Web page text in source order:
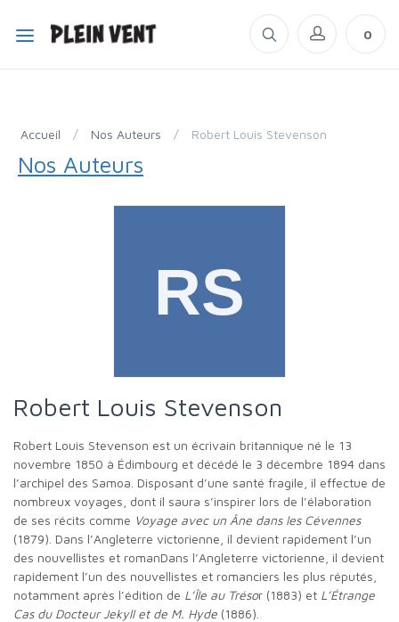
0
Accueil / Nos Auteurs / Robert Louis Stevenson
Nos Auteurs
Robert Louis Stevenson
Robert Louis Stevenson est un écrivain britannique né le 13
novembre 1850 à Édimbourg et décédé le 3 décembre 1894 dans
l’archipel des Samoa. Disposant d’une santé fragile, il effectue de
nombreux voyages, dont il saura s’inspirer lors de l’élaboration
de ses récits comme Voyage avec un Âne dans les Cévennes
(1879). Dans l’Angleterre victorienne, il devient rapidement l’un
des nouvellistes et romanDans l’Angleterre victorienne, il devient
rapidement l’un des nouvellistes et romanciers les plus réputés,
notamment après l’édition de L’Île au Trésor (1883) et L’Étrange
Cas du Docteur Jekyll et de M. Hyde (1886).